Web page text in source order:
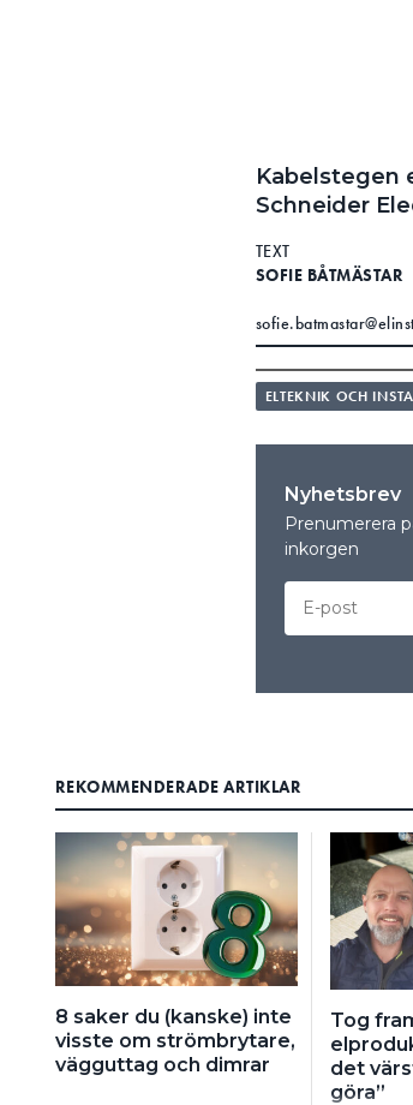
Kabelstegen
Schneider
TEXT
SOFIE BÅTMÄSTAR
ELTEKNIK OCH
Nyhetsbrev
Prenumerera
inkorgen
REKOMMENDERADE ARTIKLAR
8 saker du (kanske) inte
visste om strömbrytare,
vägguttag och dimrar
Tog
det
göra”